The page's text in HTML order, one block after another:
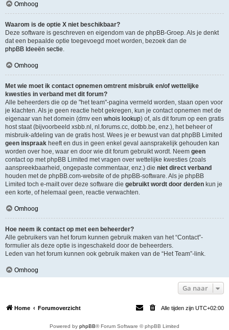
Omhoog
Waarom is de optie X niet beschikbaar?
Deze software is geschreven en eigendom van de phpBB-Groep. Als je denkt
dat een bepaalde optie toegevoegd moet worden, bezoek dan de
phpBB Ideeën sectie.
Omhoog
Met wie moet ik contact opnemen omtrent misbruik en/of wettelijke
kwesties in verband met dit forum?
Alle beheerders die op de "het team"-pagina vermeld worden, staan open voor
je klachten. Als je geen reactie hebt gekregen, kun je contact opnemen met de
eigenaar van het domein (dmv een whois lookup) of, als dit forum op een gratis
host staat (bijvoorbeeld xsbb.nl, nl.forums.cc, dotbb.be, enz.), het beheer of
misbruik-afdeling van de gratis host. Wees je er bewust van dat phpBB Limited
geen inspraak heeft en dus in geen enkel geval aansprakelijk gehouden kan
worden over hoe, waar en door wie dit forum gebruikt wordt. Neem geen
contact op met phpBB Limited met vragen over wettelijke kwesties (zoals
aanspreekbaarheid, ongepaste commentaar, enz.) die niet direct verband
houden met de phpBB.com-website of de phpBB-software. Als je phpBB
Limited toch e-mailt over deze software die gebruikt wordt door derden kun je
een korte, of helemaal geen, reactie verwachten.
Omhoog
Hoe neem ik contact op met een beheerder?
Alle gebruikers van het forum kunnen gebruik maken van het “Contact”-
formulier als deze optie is ingeschakeld door de beheerders.
Leden van het forum kunnen ook gebruik maken van de “Het Team”-link.
Omhoog
Ga naar
Home Forumoverzicht Alle tijden zijn UTC+02:00
Powered by phpBB® Forum Software © phpBB Limited